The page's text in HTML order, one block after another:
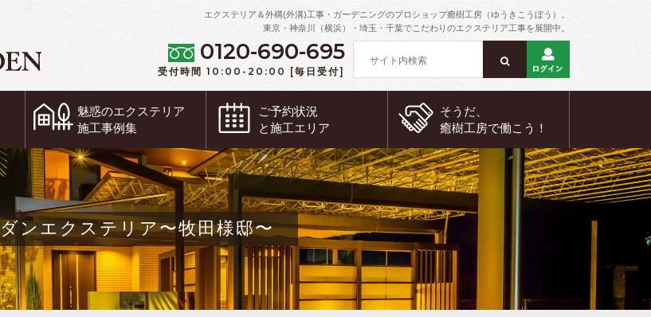
エクステリア＆外構(外溝)工事・ガーデニングのプロショップ癒樹工房（ゆうきこうぼう）。
東京・神奈川（横浜）・埼玉・千葉でこだわりのエクステリア工事を展開中。
0120-690-695
受付時間 10:00-20:00 [毎日受付]
魅惑のエクステリア
施工事例集
ご予約状況
と施工エリア
そうだ、
癒樹工房で働こう！
ンエクステリア〜牧田様邸〜